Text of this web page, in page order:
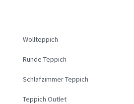
Wollteppich
Runde Teppich
Schlafzimmer Teppich
Teppich Outlet